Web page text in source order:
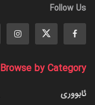
Follow Us
Browse by Category
ئابووری